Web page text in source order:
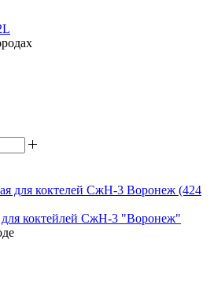
для коктейлей СжН-3 "Воронеж"